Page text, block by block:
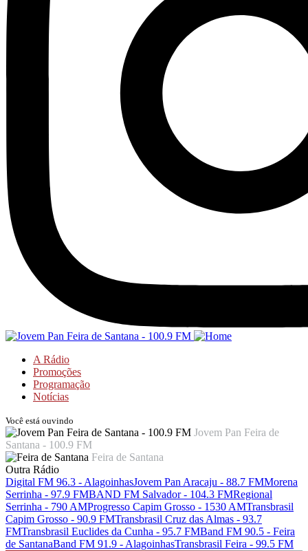
A Rádio
Promoções
Programação
Notícias
Você está ouvindo
Jovem Pan Feira de
Santana - 100.9 FM
Feira de Santana
Outra Rádio
Digital FM 96.3 - AlagoinhasJovem Pan Aracaju - 88.7 FMMorena
Serrinha - 97.9 FMBAND FM Salvador - 104.3 FMRegional
Serrinha - 790 AMProgresso Capim Grosso - 1530 AMTransbrasil
Capim Grosso - 90.9 FMTransbrasil Cruz das Almas - 93.7
FMTransbrasil Euclides da Cunha - 95.7 FMBand FM 90.5 - Feira
de SantanaBand FM 91.9 - AlagoinhasTransbrasil Feira - 99.5 FM